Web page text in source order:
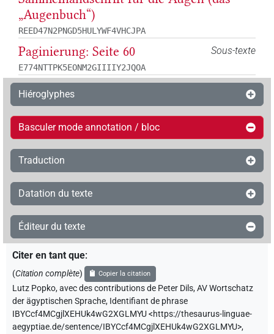
„Augenbuch“)
REED47N2PNGD5HULYWF4VHCJPA
Sous-texte
Paginierung: Seite 60
E774NTTPK5EONM2GIIIIY2JQOA
Hiéroglyphes
Basculer mode annotation / bloc
Traduction
Datation du texte
Éditeur du texte
Citer en tant que:
(Citation complète) Copier la citation
Lutz Popko,avec des contributions de Peter Dils,AV Wortschatz
der ägyptischen Sprache, Identifiant de phrase
IBYCcf4MCgjlXEHUk4wG2XGLMYU<https://thesaurus-linguae-
aegyptiae.de/sentence/IBYCcf4MCgjlXEHUk4wG2XGLMYU>,